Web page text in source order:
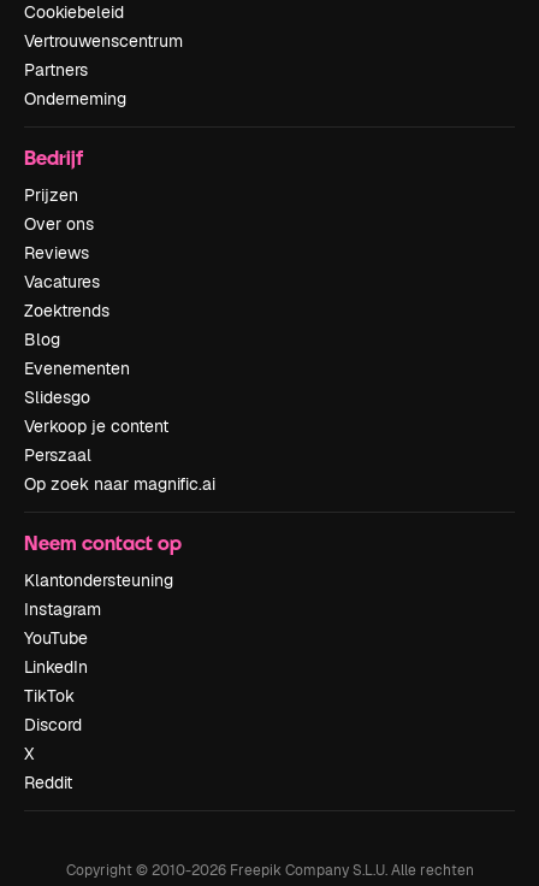
Cookiebeleid
Vertrouwenscentrum
Partners
Onderneming
Bedrijf
Prijzen
Over ons
Reviews
Vacatures
Zoektrends
Blog
Evenementen
Slidesgo
Verkoop je content
Perszaal
Op zoek naar magnific.ai
Neem contact op
Klantondersteuning
Instagram
YouTube
LinkedIn
TikTok
Discord
X
Reddit
Copyright © 2010-2026Freepik Company S.L.U. Alle rechten